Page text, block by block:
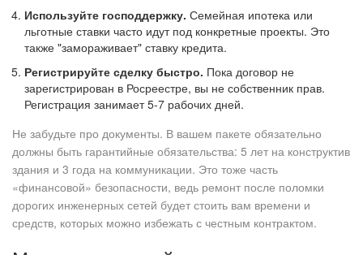
Используйте господдержку. Семейная ипотека или
льготные ставки часто идут под конкретные проекты. Это
также "замораживает" ставку кредита.
Регистрируйте сделку быстро. Пока договор не
зарегистрирован в Росреестре, вы не собственник прав.
Регистрация занимает 5-7 рабочих дней.
Не забудьте про документы. В вашем пакете обязательно
должны быть гарантийные обязательства: 5 лет на конструктив
здания и 3 года на коммуникации. Это тоже часть
«финансовой» безопасности, ведь ремонт после поломки
дорогих инженерных сетей будет стоить вам времени и
средств, которых можно избежать с честным контрактом.